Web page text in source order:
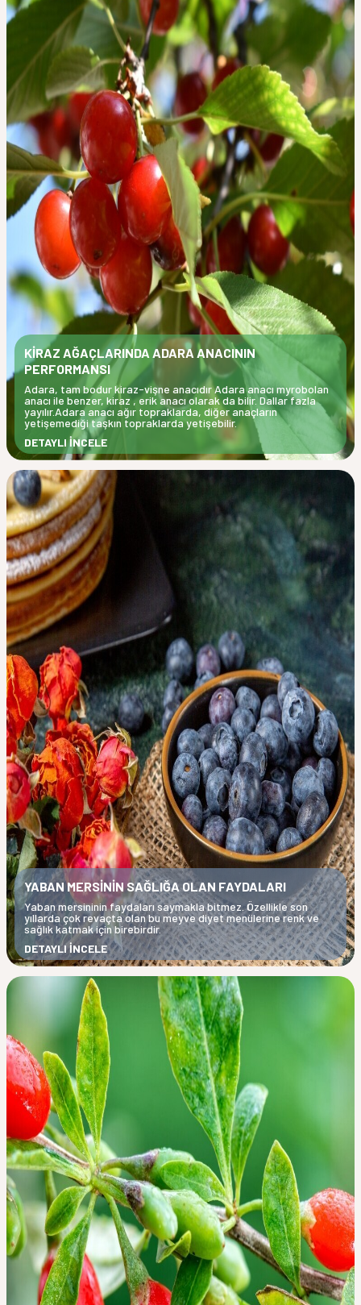
KİRAZ AĞAÇLARINDA ADARA ANACININ
PERFORMANSI
Adara, tam bodur kiraz-vişne anacıdır Adara anacı myrobolan
anacı ile benzer, kiraz , erik anacı olarak da bilir. Dallar fazla
yayılır.Adara anacı ağır topraklarda, diğer anaçların
yetişemediği taşkın topraklarda yetişebilir.
DETAYLI İNCELE
YABAN MERSİNİN SAĞLIĞA OLAN FAYDALARI
Yaban mersininin faydaları saymakla bitmez. Özellikle son
yıllarda çok revaçta olan bu meyve diyet menülerine renk ve
sağlık katmak için birebirdir.
DETAYLI İNCELE